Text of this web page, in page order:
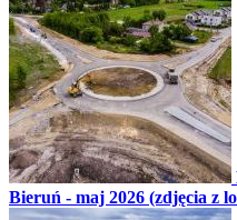
Bieruń - maj 2026 (zdjęcia z